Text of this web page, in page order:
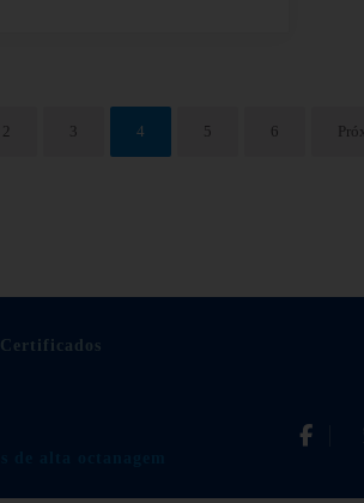
Página
2 Página
3 Página
4 Página
5 Página
6
Certificados